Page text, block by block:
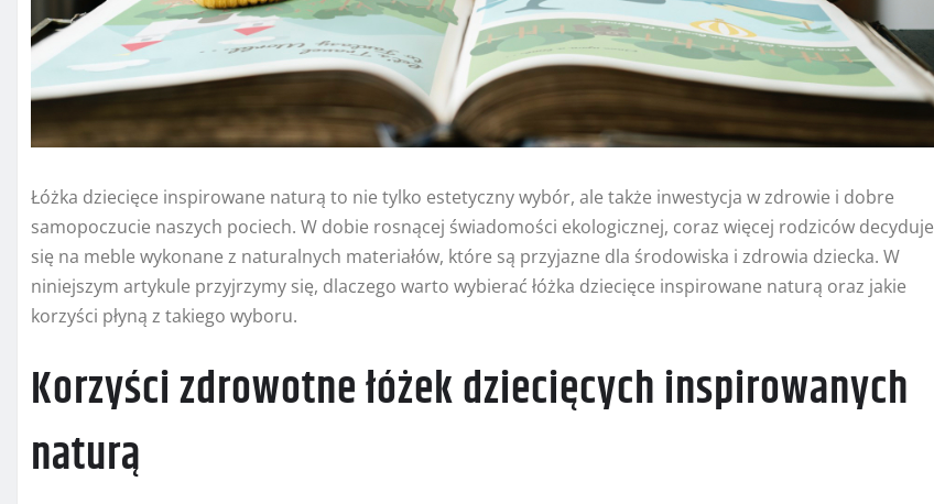
Łóżka dziecięce inspirowane naturą to nie tylko estetyczny wybór, ale także inwestycja w zdrowie i dobre
samopoczucie naszych pociech. W dobie rosnącej świadomości ekologicznej, coraz więcej rodziców decyduje
się na meble wykonane z naturalnych materiałów, które są przyjazne dla środowiska i zdrowia dziecka. W
niniejszym artykule przyjrzymy się, dlaczego warto wybierać łóżka dziecięce inspirowane naturą oraz jakie
korzyści płyną z takiego wyboru.
Korzyści zdrowotne łóżek dziecięcych inspirowanych
naturą